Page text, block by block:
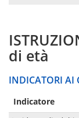
di età
INDICATORI AI
Indicatore